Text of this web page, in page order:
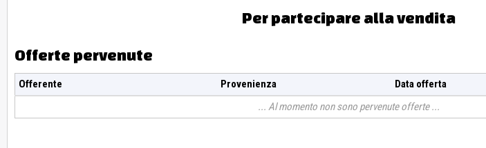
Per partecipare alla vendita
Offerte pervenute
Offerente Provenienza Data offerta
Al momento non sono pervenute offerte